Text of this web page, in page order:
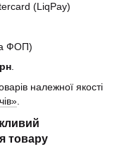
(LiqPay)
ФОП)
.
належної якості
товару